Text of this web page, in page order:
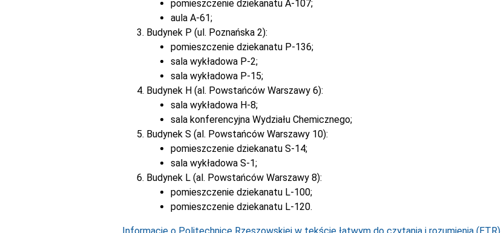
pomieszczenie dziekanatu A-107;
aula A-61;
Budynek P (ul. Poznańska 2):
pomieszczenie dziekanatu P-136;
sala wykładowa P-2;
sala wykładowa P-15;
Budynek H (al. Powstańców Warszawy 6):
sala wykładowa H-8;
sala konferencyjna Wydziału Chemicznego;
Budynek S (al. Powstańców Warszawy 10):
pomieszczenie dziekanatu S-14;
sala wykładowa S-1;
Budynek L (al. Powstańców Warszawy 8):
pomieszczenie dziekanatu L-100;
pomieszczenie dziekanatu L-120.